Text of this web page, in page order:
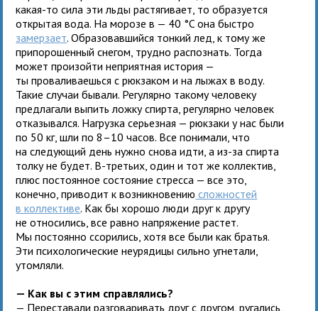
какая-то сила эти льды растягивает, то образуется
открытая вода. На морозе в — 40 °C она быстро
замерзает. Образовавшийся тонкий лед, к тому же
припорошенный снегом, трудно распознать. Тогда
может произойти неприятная история —
ты проваливаешься с рюкзаком и на лыжах в воду.
Такие случаи бывали. Регулярно такому человеку
предлагали выпить ложку спирта, регулярно человек
отказывался. Нагрузка серьезная — рюкзаки у нас были
по 50 кг, шли по 8–10 часов. Все понимали, что
на следующий день нужно снова идти, а из-за спирта
толку не будет. В-третьих, один и тот же коллектив,
плюс постоянное состояние стресса — все это,
конечно, приводит к возникновению сложностей
в коллективе. Как бы хорошо люди друг к другу
не относились, все равно напряжение растет.
Мы постоянно ссорились, хотя все были как братья.
Эти психологические неурядицы сильно угнетали,
утомляли.
— Как вы с этим справлялись?
— Переставали разговаривать друг с другом, ругались,